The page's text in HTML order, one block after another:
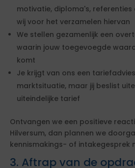
motivatie, diploma's, referenties
wij voor het verzamelen hiervan
We stellen gezamenlijk een
waarin jouw toegevoegde
komt
Je krijgt van ons een
marktsituatie, maar jij beslist
uiteindelijke tarief
Ontvangen we een positieve
Hilversum, dan plannen we
kennismakings- of intakegesprek
3. Aftrap van de